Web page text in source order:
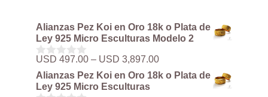
Alianzas Pez Koi en Oro 18k o Plata de
Ley 925 Micro Esculturas Modelo 2
0
d
e
5
USD 497.00 – USD 3,897.00Rango
de
precios:
Alianzas Pez Koi en Oro 18k o Plata de
Ley 925 Micro Esculturas